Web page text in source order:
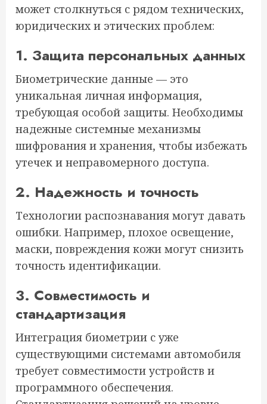
может столкнуться с рядом технических,
юридических и этических проблем:
1. Защита персональных данных
Биометрические данные — это
уникальная личная информация,
требующая особой защиты. Необходимы
надежные системные механизмы
шифрования и хранения, чтобы избежать
утечек и неправомерного доступа.
2. Надежность и точность
Технологии распознавания могут давать
ошибки. Например, плохое освещение,
маски, повреждения кожи могут снизить
точность идентификации.
3. Совместимость и
стандартизация
Интеграция биометрии с уже
существующими системами автомобиля
требует совместимости устройств и
программного обеспечения.